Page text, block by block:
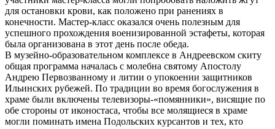
для остановки крови, как положено при ранениях в
конечности. Мастер-класс оказался очень полезным для
успешного прохождения военизированной эстафеты, которая
была организована в этот день после обеда.
В музейно-образовательном комплексе в Андреевском скиту
общая программа началась с молебна святому Апостолу
Андрею Первозванному и литии о упокоении защитников
Ильинских рубежей. По традиции во время богослужения в
храме были включены телевизоры-«помянники», висящие по
обе стороны от иконостаса, чтобы все молящиеся в храме
могли поминать имена Подольских курсантов и тех, кто